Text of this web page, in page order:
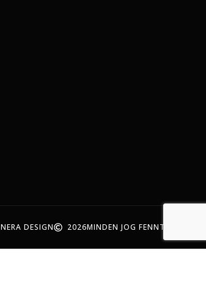
DESIGN 2026MINDEN JOG FENNTARTVA!